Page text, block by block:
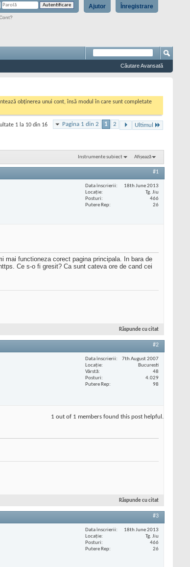
Înregistrare
Ajutor
Căutare Avansată
obținerea unui cont, însă modul în care sunt completate
Pagina 1 din 2 1 2 Ultimul
1 la 10 din 16
Instrumente subiect Afișează
#1
Data înscrierii
18th June 2013
Locaţie
Tg. Jiu
Posturi
466
Putere Rep
26
mai functioneza corect pagina principala. In bara de
Ce s-o fi gresit? Ca sunt cateva ore de cand cei
Răspunde cu citat
#2
Data înscrierii
7th August 2007
Locaţie
Bucuresti
Vârstă
48
Posturi
4.029
Putere Rep
98
1 out of 1 members found this post helpful.
Răspunde cu citat
#3
Data înscrierii
18th June 2013
Locaţie
Tg. Jiu
Posturi
466
Putere Rep
26